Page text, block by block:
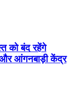
को बंद रहेंगे
और आंगनबाड़ी केंद्र